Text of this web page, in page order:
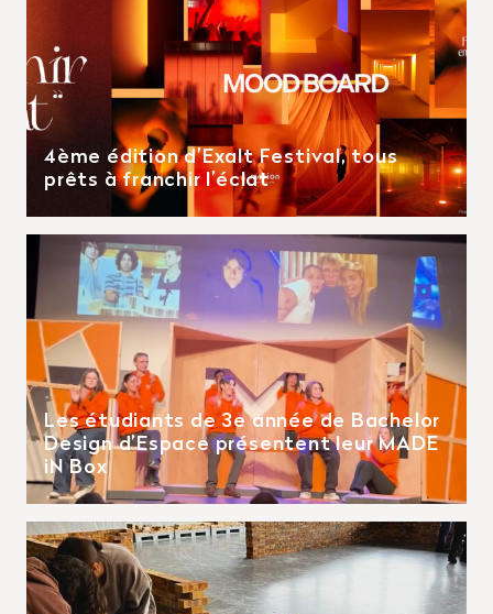
4ème édition d’Exalt Festival, tous
prêts à franchir l’éclat
Les étudiants de 3e année de Bachelor
Design d’Espace présentent leur MADE
iN Box